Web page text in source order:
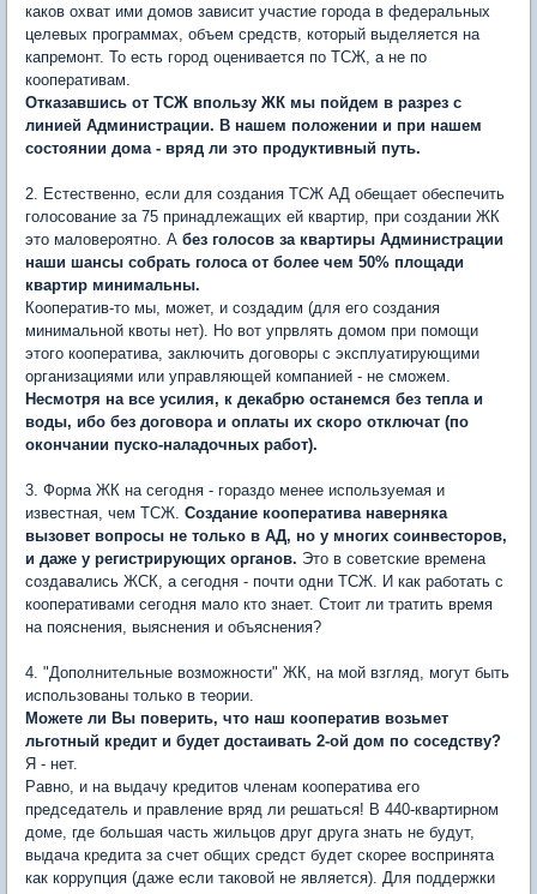
каков охват ими домов зависит участие города в федеральных
целевых программах, объем средств, который выделяется на
капремонт. То есть город оценивается по ТСЖ, а не по
кооперативам.
Отказавшись от ТСЖ впользу ЖК мы пойдем в разрез с
линией Администрации. В нашем положении и при нашем
состоянии дома - вряд ли это продуктивный путь.
2. Естественно, если для создания ТСЖ АД обещает обеспечить
голосование за 75 принадлежащих ей квартир, при создании ЖК
это маловероятно. А без голосов за квартиры Администрации
наши шансы собрать голоса от более чем 50% площади
квартир минимальны.
Кооператив-то мы, может, и создадим (для его создания
минимальной квоты нет). Но вот упрвлять домом при помощи
этого кооператива, заключить договоры с эксплуатирующими
организациями или управляющей компанией - не сможем.
Несмотря на все усилия, к декабрю останемся без тепла и
воды, ибо без договора и оплаты их скоро отключат (по
окончании пуско-наладочных работ).
3. Форма ЖК на сегодня - гораздо менее используемая и
известная, чем ТСЖ. Создание кооператива наверняка
вызовет вопросы не только в АД, но у многих соинвесторов,
и даже у регистрирующих органов. Это в советские времена
создавались ЖСК, а сегодня - почти одни ТСЖ. И как работать с
кооперативами сегодня мало кто знает. Стоит ли тратить время
на пояснения, выяснения и объяснения?
4. "Дополнительные возможности" ЖК, на мой взгляд, могут быть
использованы только в теории.
Можете ли Вы поверить, что наш кооператив возьмет
льготный кредит и будет достаивать 2-ой дом по соседству?
Я - нет.
Равно, и на выдачу кредитов членам кооператива его
председатель и правление вряд ли решаться! В 440-квартирном
доме, где большая часть жильцов друг друга знать не будут,
выдача кредита за счет общих средст будет скорее воспринята
как коррупция (даже если таковой не является). Для поддержки